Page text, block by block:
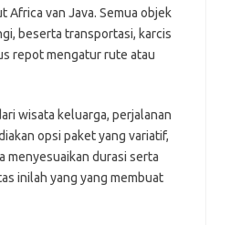
Africa van Java. Semua objek
beserta transportasi, karcis
repot mengatur rute atau
wisata keluarga, perjalanan
opsi paket yang variatif,
menyesuaikan durasi serta
inilah yang yang membuat